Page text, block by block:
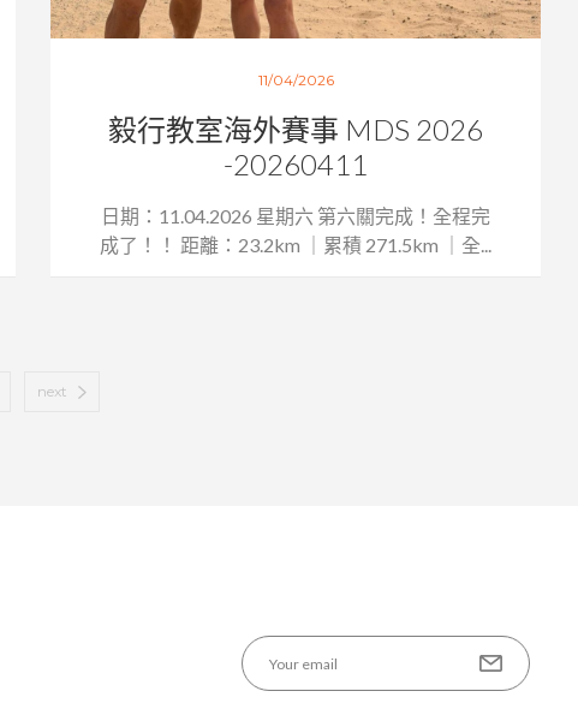
11/04/2026
毅行教室海外賽事 MDS 2026
-20260411
日期：11.04.2026 星期六 第六關完成！全程完
成了！！ 距離：23.2km ｜累積 271.5km ｜全...
next